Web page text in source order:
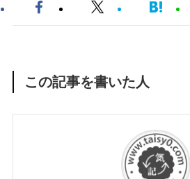
この記事を書いた人